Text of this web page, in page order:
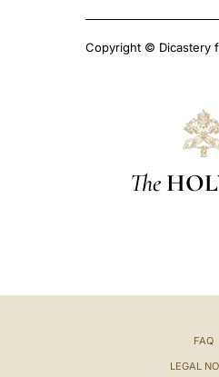
Copyright © Dicastery
The
FAQ
LEGAL